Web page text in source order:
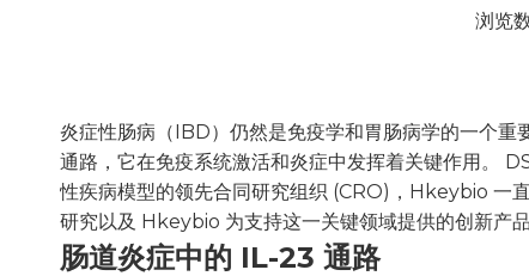
浏览
炎症性肠病（IBD）仍然是免疫学和胃肠病学的一个
通路，它在免疫系统激活和炎症中发挥着关键作用。
性疾病模型的领先合同研究组织 (CRO)，Hkeybio 一
研究以及 Hkeybio 为支持这一关键领域提供的创新产品
肠道炎症中的 IL-23 通路